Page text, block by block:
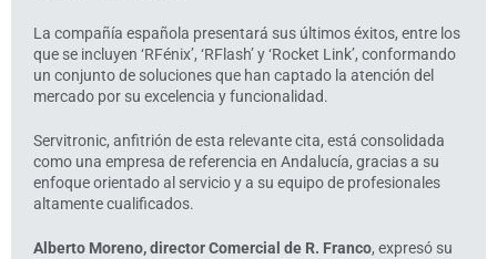
La compañía española presentará sus últimos éxitos, entre los
que se incluyen ‘RFénix’, ‘RFlash’ y ‘Rocket Link’, conformando
un conjunto de soluciones que han captado la atención del
mercado por su excelencia y funcionalidad.
Servitronic, anfitrión de esta relevante cita, está consolidada
como una empresa de referencia en Andalucía, gracias a su
enfoque orientado al servicio y a su equipo de profesionales
altamente cualificados.
Alberto Moreno, director Comercial de R. Franco, expresó su